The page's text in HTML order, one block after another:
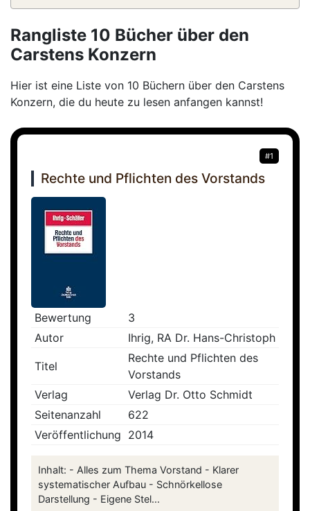
Rangliste 10 Bücher über den
Carstens Konzern
Hier ist eine Liste von 10 Büchern über den Carstens
Konzern, die du heute zu lesen anfangen kannst!
#1
Rechte und Pflichten des Vorstands
Bewertung
3
Autor
Ihrig, RA Dr. Hans-Christoph
Titel
Rechte und Pflichten des
Vorstands
Verlag
Verlag Dr. Otto Schmidt
Seitenanzahl
622
Veröffentlichung 2014
Inhalt: - Alles zum Thema Vorstand - Klarer
systematischer Aufbau - Schnörkellose
Darstellung - Eigene Stel...